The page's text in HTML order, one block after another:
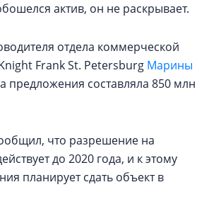
актив, он не раскрывает.
отдела коммерческой
Frank St. Petersburg Марины
предложения составляла 850 млн
что разрешение на
до 2020 года, и к этому
планирует сдать объект в